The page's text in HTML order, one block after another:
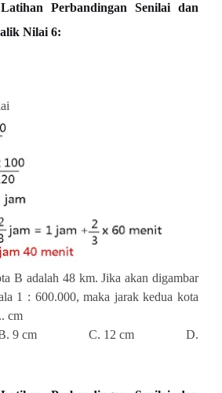
Perbandingan Senilai dan
Nilai 6:
B adalah 48 km. Jika akan digambar
1 : 600.000, maka jarak kedua kota
cm
9 cm C. 12 cm D.